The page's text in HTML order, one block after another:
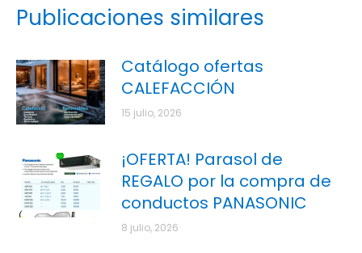
Publicaciones similares
Catálogo ofertas
CALEFACCIÓN
15 julio, 2026
¡OFERTA! Parasol de
REGALO por la compra de
conductos PANASONIC
8 julio, 2026